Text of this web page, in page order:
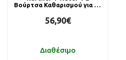
Βούρτσα Καθαρισμού για K2
56,90€
Διαθέσιμο